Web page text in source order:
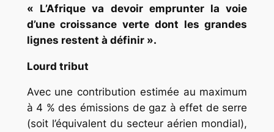
« L’Afrique va devoir emprunter la voie
d’une croissance verte dont les grandes
lignes restent à définir ».
Lourd tribut
Avec une contribution estimée au maximum
à 4 % des émissions de gaz à effet de serre
(soit l’équivalent du secteur aérien mondial),